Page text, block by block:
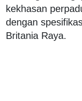
kekhasan
dengan
Britania Raya.